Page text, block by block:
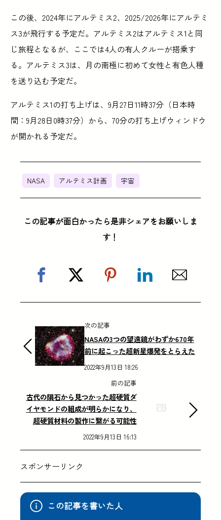
この後、2024年にアルテミス2、2025/2026年にアルテミ
ス3が飛行する予定だ。アルテミス2はアルテミス1と同
じ旅程となるが、ここでは4人の有人クルーが搭乗す
る。アルテミス3は、月の南極に初めて女性と有色人種
を送り込む予定だ。
アルテミス1の打ち上げは、9月27日11時37分（日本時
間：9月28日0時37分）から、70分の打ち上げウィンドウ
が開かれる予定だ。
NASA アルテミス計画 宇宙
この記事が面白かったら是非シェアをお願いしま
す！
次の記事
NASAの3つの望遠鏡がわずか670年
前に起こった超新星爆発をとらえた
2022年9月13日 18:26
前の記事
古代の隕石から見つかった超硬質ダ
イヤモンドの組成が明らかになり、
超硬質材料の製作に繋がる可能性
2022年9月13日 16:13
スポンサーリンク
この記事を書いた人